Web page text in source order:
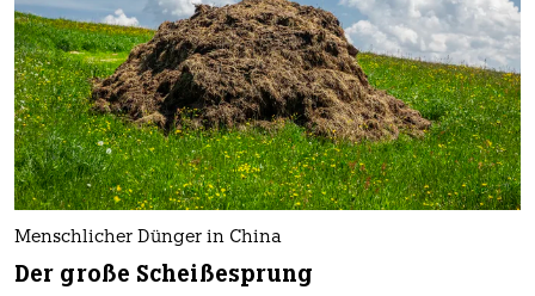
Menschlicher Dünger in China
Der große Scheißesprung